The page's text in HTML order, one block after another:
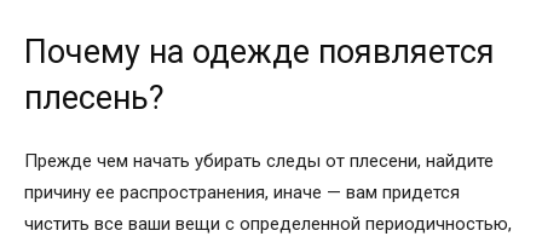
Почему на одежде появляется
плесень?
Прежде чем начать убирать следы от плесени, найдите
причину ее распространения, иначе — вам придется
чистить все ваши вещи с определенной периодичностью,